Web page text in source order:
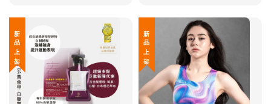
新 品 上 架 新 品 上 架